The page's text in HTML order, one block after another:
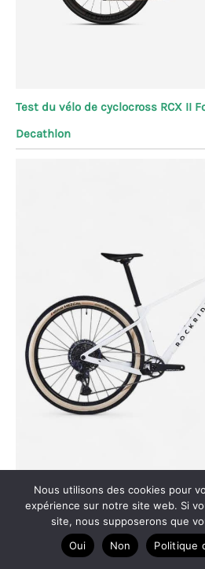
Test du vélo de cyclocross RCX II
Decathlon
Test : vélo vtt Decathlon race 900
Nous utilisons des cookies pour
expérience sur notre site web. Si
site, nous supposerons que
Oui
Non Politique